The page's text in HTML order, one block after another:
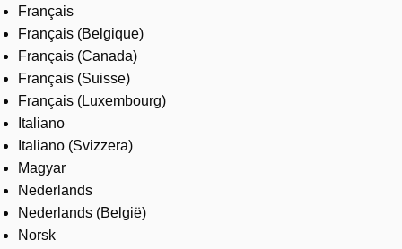
Français
Français (Belgique)
Français (Canada)
Français (Suisse)
Français (Luxembourg)
Italiano
Italiano (Svizzera)
Magyar
Nederlands
Nederlands (België)
Norsk